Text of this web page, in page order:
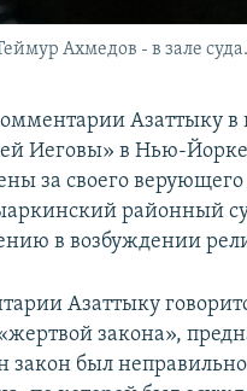
Ахмедов - в зале суда.
Азаттыку
Иеговы» в Нью-
за своего
районный
в возбуждении
Азаттыку
закона»,
был неправильно.